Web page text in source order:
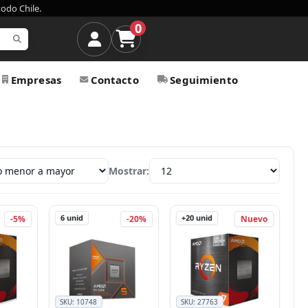
Chile.
0
Empresas Contacto Seguimiento
Mostrar:
-5% -20%
SKU: 10748
6unid Nuevo
SKU:27763
+20 unid